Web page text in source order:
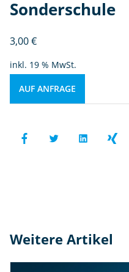
Sonderschule
3,00€
inkl. 19 % MwSt.
AUF ANFRAGE
Weitere Artikel